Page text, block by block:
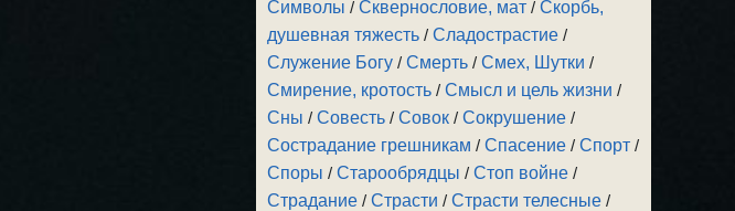
Символы /Сквернословие, мат /Скорбь,
душевная тяжесть /Сладострастие /
Служение Богу /Смерть /Смех, Шутки /
Смирение, кротость /Смысл и цель жизни /
Сны /Совесть /Совок /Сокрушение /
Сострадание грешникам /Спасение /Спорт /
Споры /Старообрядцы /Стоп войне /
Страдание /Страсти /Страсти телесные /